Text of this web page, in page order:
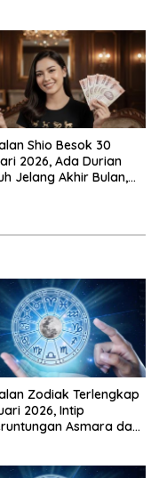
Shio Besok 30
2026, Ada Durian
Jelang Akhir Bulan,
Zodiak Terlengkap
2026, Intip
Asmara dan